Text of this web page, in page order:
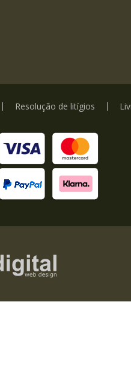
Resolução de litígios